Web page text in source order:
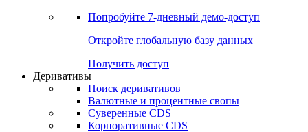
Попробуйте 7-дневный демо-доступ
Откройте глобальную базу данных
Получить доступ
Деривативы
Поиск деривативов
Валютные и процентные свопы
Суверенные CDS
Корпоративные CDS